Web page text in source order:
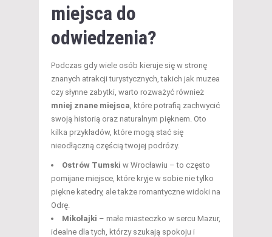
miejsca do
odwiedzenia?
Podczas gdy wiele osób kieruje się w stronę
znanych atrakcji turystycznych, takich jak muzea
czy słynne zabytki, warto rozważyć również
mniej znane miejsca , które potrafią zachwycić
swoją historią oraz naturalnym pięknem. Oto
kilka przykładów, które mogą stać się
nieodłączną częścią twojej podróży.
Ostrów Tumski w Wrocławiu – to często
pomijane miejsce, które kryje w sobie nie tylko
piękne katedry, ale także romantyczne widoki na
Odrę.
Mikołajki – małe miasteczko w sercu Mazur,
idealne dla tych, którzy szukają spokoju i